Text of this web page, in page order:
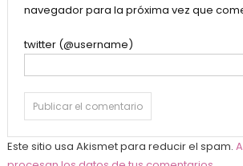
navegador para la próxima vez que
twitter (@username)
Este sitio usa Akismet para reducir el spam.